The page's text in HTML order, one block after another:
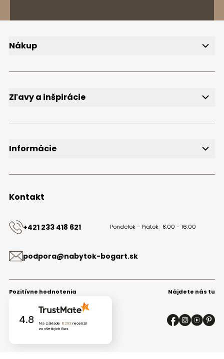
Nákup
Spôsoby platby
FAQ
Zľavy a inšpirácie
Bezplatné vzorky
Informácie
Obchodné podmienky
Kontakt
Kontakt
+421 233 418 621 Pondelok - Piatok 8:00 - 16:00
podpora@nabytok-bogart.sk
Pozitívne hodnotenia
4.8 Na základe 8293 recenzií
zo všetkých čias
Nájdete nás tu